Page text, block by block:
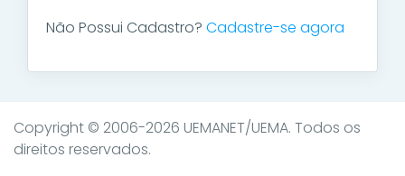
Não Possui Cadastro? Cadastre-se agora
Copyright © 2006-2026 UEMANET/UEMA. Todos os
direitos reservados.